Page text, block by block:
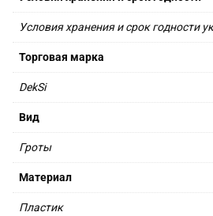
Условия хранения и срок годности
Торговая марка
DekSi
Вид
Гроты
Материал
Пластик